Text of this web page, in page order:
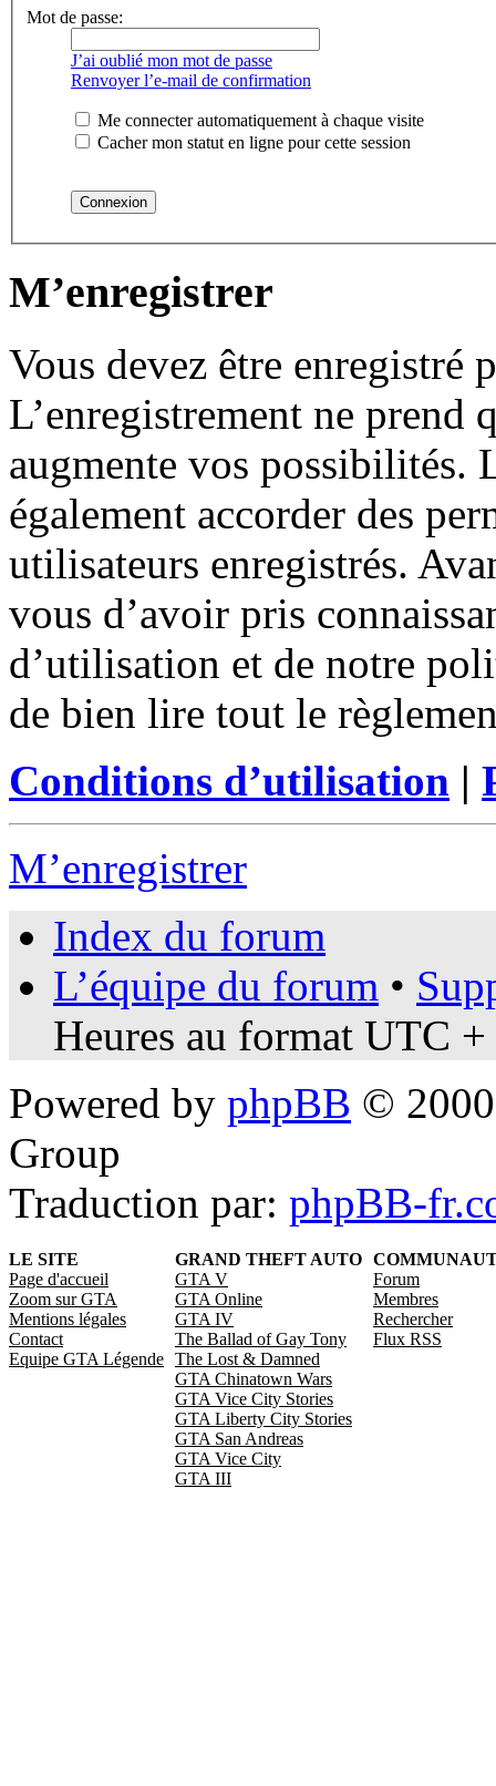
Mot de passe:
J’ai oublié mon mot de passe
Renvoyer l’e-mail de confirmation
Me connecter automatiquement à chaque visite
Cacher mon statut en ligne pour cette session
M’enregistrer
Vous devez être enregistré
L’enregistrement ne prend
augmente vos possibilités.
également accorder des
utilisateurs enregistrés.
vous d’avoir pris
d’utilisation et de notre
de bien lire tout le
Conditions d’utilisation |
M’enregistrer
Index du forum
L’équipe du forum •
Heures au format UTC +
Powered by phpBB ©
Group
Traduction par: phpBB-
LE SITE
Page d'accueil
Zoom sur GTA
Mentions légales
Contact
Equipe GTA Légende
GRAND THEFT AUTO
GTA V
GTA Online
GTA IV
The Ballad of Gay Tony
The Lost & Damned
GTA Chinatown Wars
GTA Vice City Stories
GTA Liberty City Stories
GTA San Andreas
GTA Vice City
GTA III
Forum
Membres
Rechercher
Flux RSS